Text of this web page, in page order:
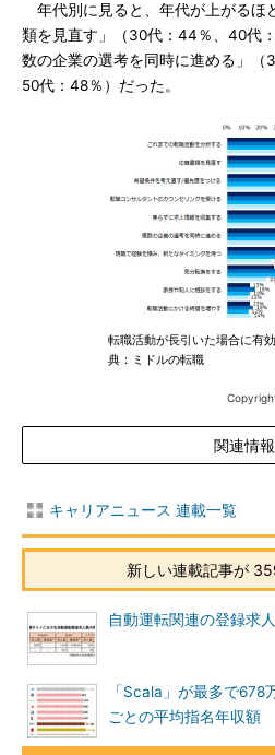
年代別に見ると、年代が上がるほ
類を見直す」（30代：44％、40代
数の企業の選考を同時に進める」（
50代：48％）だった。
転職活動が長引いた場合に有
典：ミドルの転職
関連情報
キャリアニュース 連載一覧
新しい連載記事が
自動運転関連の登録求
「Scala」が最多で
ごとの平均指名年収額